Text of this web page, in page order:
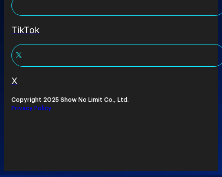
TikTok
X
Copyright 2025 Show No Limit Co., Ltd.
Privacy Policy